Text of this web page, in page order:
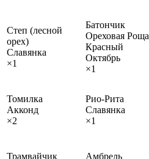
Степ (лесной
орех)
Славянка
×1
Батончик
Ореховая Роща
Красный
Октябрь
×1
Томилка
Акконд
×2
Рио-Рита
Славянка
×1
Трамвайчик Амбрель